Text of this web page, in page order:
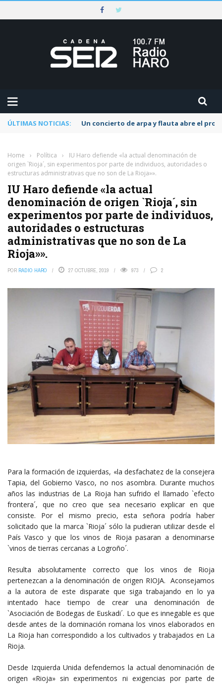
ÚLTIMAS NOTICIAS: Un concierto de arpa y flauta abre el
Home › Política ›
IU Haro defiende «la actual denominación de
origen `Rioja´, sin experimentos por parte de individuos, autoridades o
estructuras administrativas que no son de La Rioja»».
IU Haro defiende «la actual
denominación de origen `Rioja´, sin
experimentos por parte de individuos,
autoridades o estructuras
administrativas que no son de La
Rioja»».
POR RADIO HARO 27 OCTUBRE, 2019 973 2
Para la formación de izquierdas, «la desfachatez de la consejera
Tapia, del Gobierno Vasco, no nos asombra. Durante muchos
años las industrias de La Rioja han sufrido el llamado `efecto
frontera´, que no creo que sea necesario explicar en que
consiste. Por el mismo precio, esta señora podría haber
solicitado que la marca `Rioja´ sólo la pudieran utilizar desde el
País Vasco y que los vinos de Rioja pasaran a denominarse
`vinos de tierras cercanas a Logroño´.
Resulta absolutamente correcto que los vinos de Rioja
pertenezcan a la denominación de origen RIOJA. Aconsejamos
a la autora de este disparate que siga trabajando en lo ya
intentado hace tiempo de crear una denominación de
`Asociación de Bodegas de Euskadi´. Lo que es innegable es que
desde antes de la dominación romana los vinos elaborados en
La Rioja han correspondido a los cultivados y trabajados en La
Rioja.
Desde Izquierda Unida defendemos la actual denominación de
origen «Rioja» sin experimentos ni exigencias por parte de